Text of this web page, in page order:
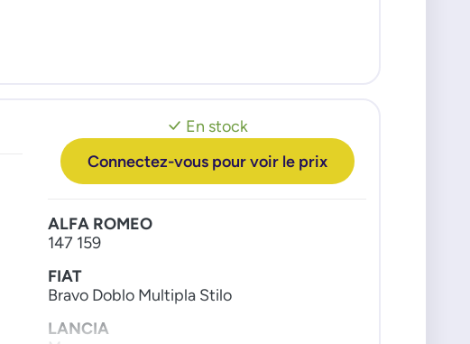
En stock
Connectez-vous pour voir le prix
ALFA ROMEO
147 159
FIAT
Bravo Doblo Multipla Stilo
LANCIA